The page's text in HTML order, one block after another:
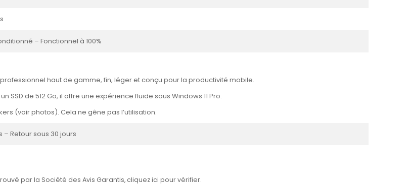
– Fonctionnel à 100%
haut de gamme, fin, léger et conçu pour la productivité mobile.
de 512 Go, il offre une expérience fluide sous Windows 11 Pro.
(voir photos). Cela ne gêne pas l’utilisation.
– Retour sous 30 jours
par la Société des Avis Garantis, cliquez ici pour vérifier.